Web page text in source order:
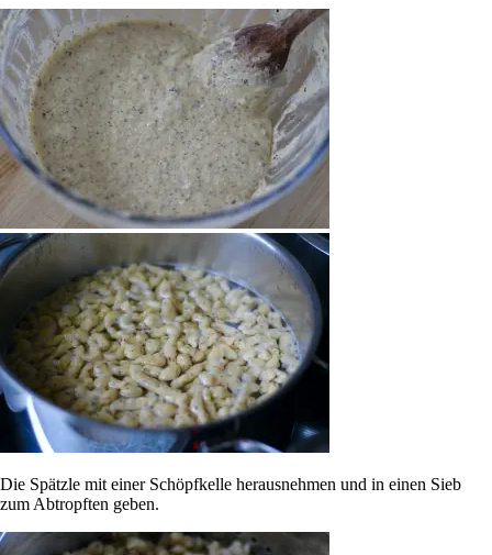
Die Spätzle mit einer Schöpfkelle herausnehmen und in einen Sieb
zum Abtropften geben.